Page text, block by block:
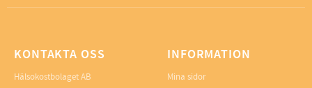
KONTAKTA OSS
Hälsokostbolaget AB
INFORMATION
Mina sidor